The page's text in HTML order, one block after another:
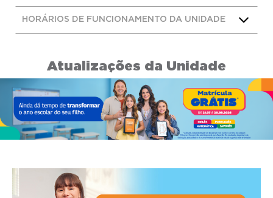
HORÁRIOS DE FUNCIONAMENTO DA UNIDADE
Atualizações da Unidade